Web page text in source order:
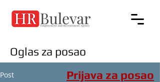
Oglas za posao
Post Prijava za posao